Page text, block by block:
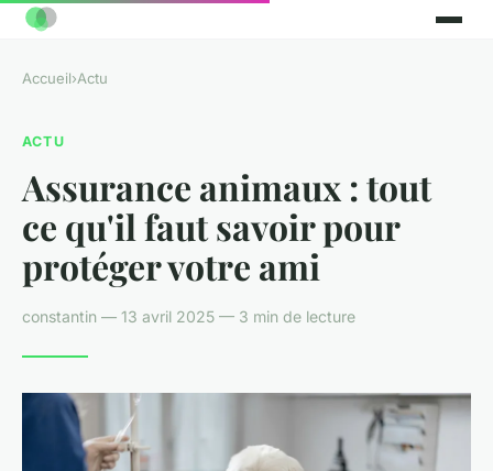
Accueil›Actu
ACTU
Assurance animaux : tout
ce qu'il faut savoir pour
protéger votre ami
constantin — 13 avril 2025 — 3 min de lecture